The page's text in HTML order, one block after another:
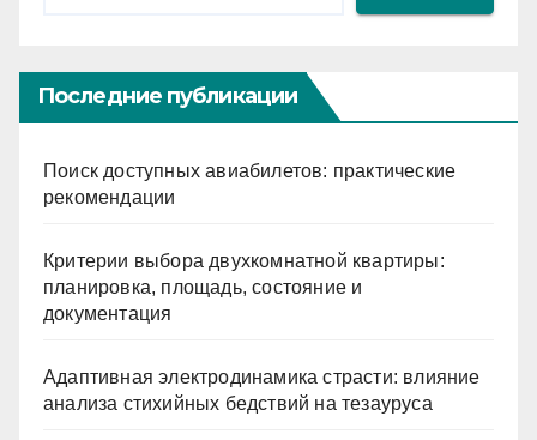
Последние публикации
Поиск доступных авиабилетов: практические
рекомендации
Критерии выбора двухкомнатной квартиры:
планировка, площадь, состояние и
документация
Адаптивная электродинамика страсти: влияние
анализа стихийных бедствий на тезауруса